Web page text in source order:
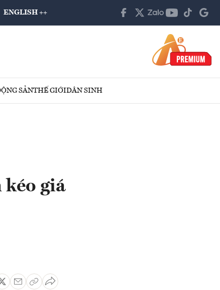
ENGLISH ++
SẢNTHẾ GIỚIDÂN SINH
kéo giá